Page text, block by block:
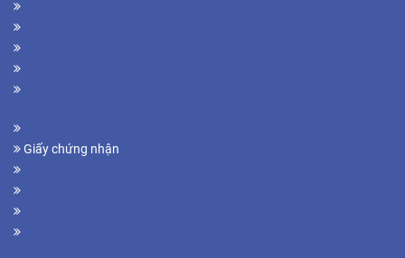
Giấy chứng nhận